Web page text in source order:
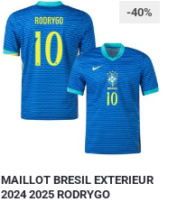
-40%
MAILLOT BRESIL EXTERIEUR
2024 2025 RODRYGO